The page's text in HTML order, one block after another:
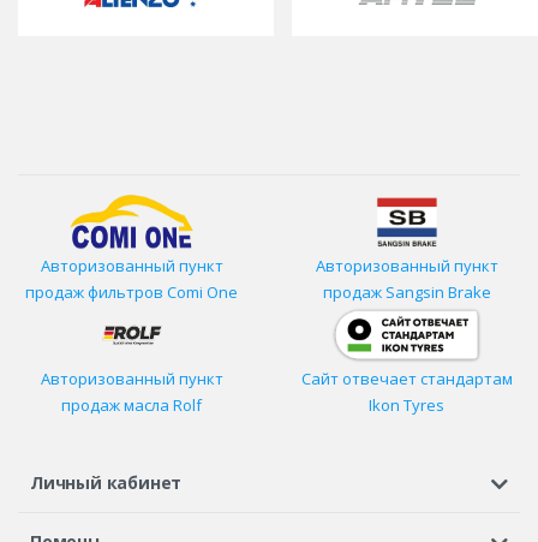
Авторизованный пункт
продаж фильтров Comi One
Авторизованный пункт
продаж Sangsin Brake
Авторизованный пункт
продаж масла Rolf
Сайт отвечает стандартам
Ikon Tyres
Личный кабинет
Регистрация или вход